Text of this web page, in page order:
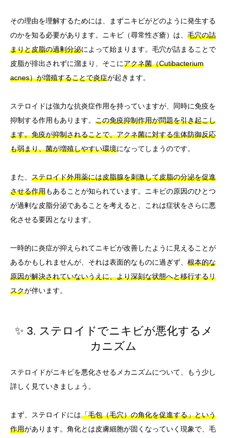
その理由を理解するためには、まずニキビがどのように発生する
のかを知る必要があります。ニキビ（尋常性ざ瘡）は、 毛穴の詰
まりと皮脂の過剰分泌によって始まります。毛穴が詰まることで
皮脂が排出されずに溜まり、そこにアクネ菌（Cutibacterium
acnes）が増殖することで炎症が起きます。
ステロイドは強力な抗炎症作用を持っていますが、同時に免疫を
抑制する作用もあります。 この免疫抑制作用が問題を引き起こし
ます。免疫が抑制されることで、アクネ菌に対する生体防御反応
も弱まり、菌が増殖しやすい環境になってしまうのです。
また、 ステロイド外用薬には皮脂腺を刺激して皮脂の分泌を促進
させる作用もあることが知られています。ニキビの原因のひとつ
が過剰な皮脂分泌であることを考えると、これは症状をさらに悪
化させる要因となります。
一時的に炎症が抑えられてニキビが改善したように見えることが
あるかもしれませんが、それは表面的なものに過ぎず、 根本的な
原因が解決されていないうえに、より深刻な状態へと移行するリ
スクが伴います。
✨ 3. ステロイドでニキビが悪化するメ
カニズム
ステロイドがニキビを悪化させるメカニズムについて、もう少し
詳しく見ていきましょう。
まず、ステロイドには「毛包（毛穴）の角化を促進する」という
作用があります。角化とは皮膚細胞が固くなっていく現象で、毛